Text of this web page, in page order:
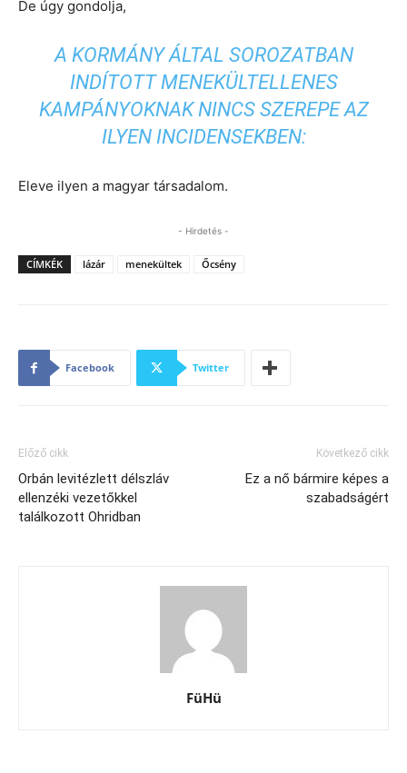
De úgy gondolja,
A KORMÁNY ÁLTAL SOROZATBAN
INDÍTOTT MENEKÜLTELLENES
KAMPÁNYOKNAK NINCS SZEREPE AZ
ILYEN INCIDENSEKBEN:
Eleve ilyen a magyar társadalom.
- Hirdetés -
CÍMKÉK lázár menekültek Őcsény
Facebook Twitter
Előző cikk
Orbán levitézlett délszláv
ellenzéki vezetőkkel
találkozott Ohridban
Következő cikk
Ez a nő bármire képes a
szabadságért
FüHü